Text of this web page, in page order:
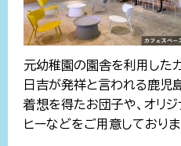
元幼稚園の園舎を利用した
日吉が発祥と言われる鹿児
着想を得たお団子や、オリ
ヒーなどをご用意しておりま